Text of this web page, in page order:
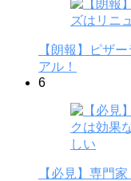
【朗報】ピザ
アル！
6
【必見】専門